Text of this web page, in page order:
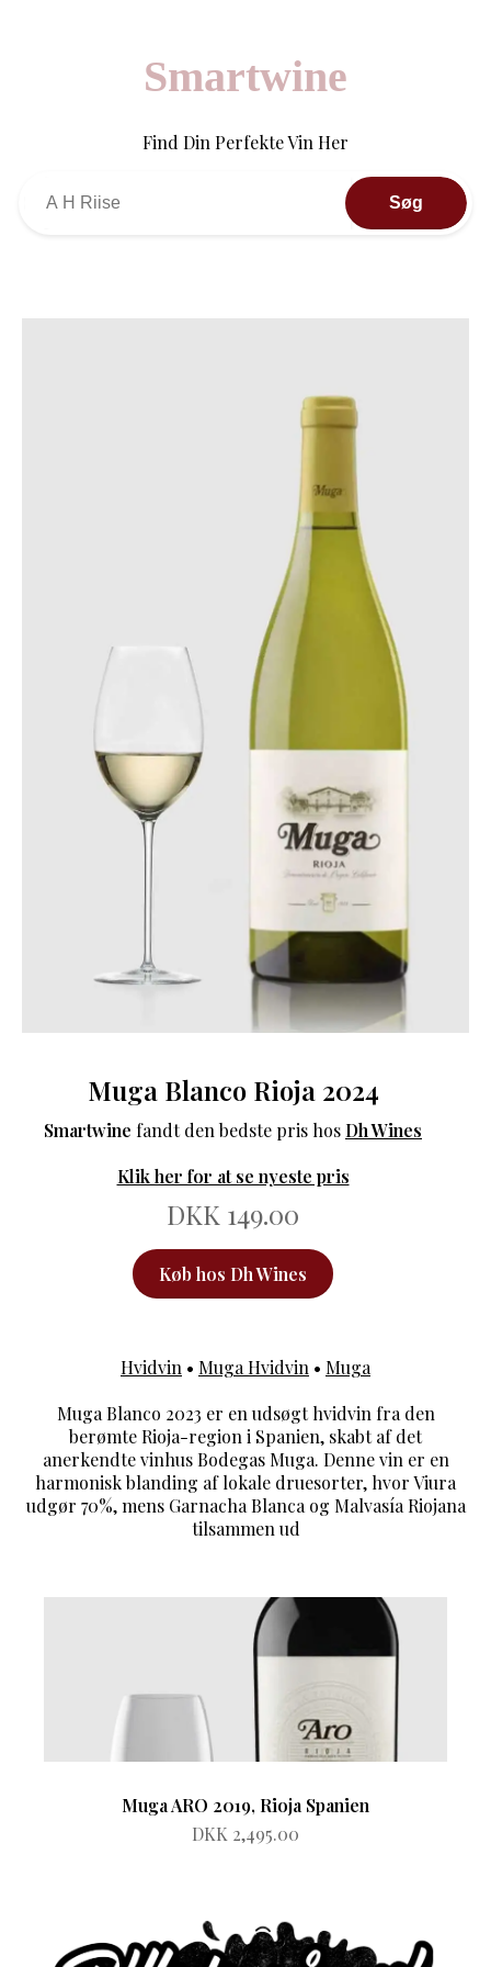
Smartwine
Find Din Perfekte Vin Her
Søg
Muga Blanco Rioja 2024
Smartwine fandt den bedste pris hos Dh Wines
Klik her for at se nyeste pris
DKK 149.00
Køb hos Dh Wines
Hvidvin • Muga Hvidvin • Muga
Muga Blanco 2023 er en udsøgt hvidvin fra den
berømte Rioja-region i Spanien, skabt af det
anerkendte vinhus Bodegas Muga. Denne vin er en
harmonisk blanding af lokale druesorter, hvor Viura
udgør 70%, mens Garnacha Blanca og Malvasía Riojana
tilsammen ud
Muga ARO 2019, Rioja Spanien
DKK 2,495.00